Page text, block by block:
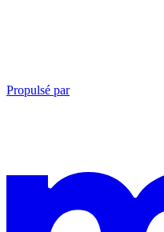
Propulsé par